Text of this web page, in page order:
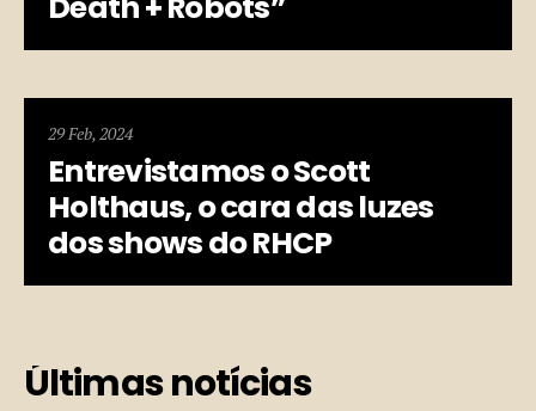
29 Feb, 2024
Entrevistamos o Scott
Holthaus, o cara das luzes
dos shows do RHCP
Últimas notícias